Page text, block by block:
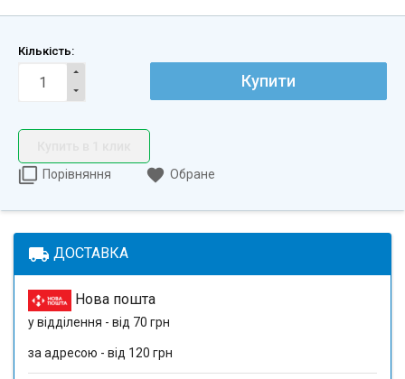
Кількість:
Купити
Порівняння
Обране
local_shipping ДОСТАВКА
Нова пошта
у відділення - від 70 грн
за адресою - від 120 грн